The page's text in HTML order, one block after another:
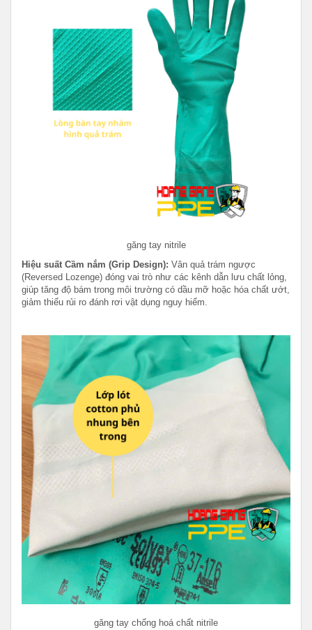
găng tay nitrile
Hiệu suất Cầm nắm (Grip Design): Vân quả trám ngược
(Reversed Lozenge) đóng vai trò như các kênh dẫn lưu chất lỏng,
giúp tăng độ bám trong môi trường có dầu mỡ hoặc hóa chất ướt,
giảm thiểu rủi ro đánh rơi vật dụng nguy hiểm.
găng tay chống hoá chất nitrile